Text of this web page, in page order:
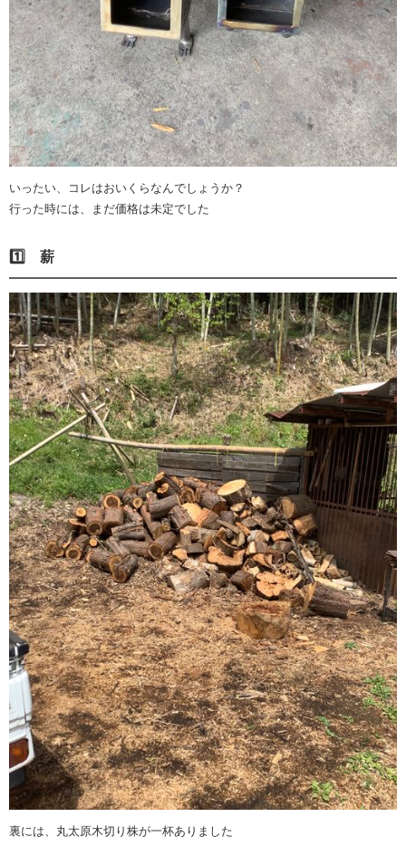
いったい、コレはおいくらなんでしょうか？
行った時には、まだ価格は未定でした
1️⃣ 薪
裏には、丸太原木切り株が一杯ありました